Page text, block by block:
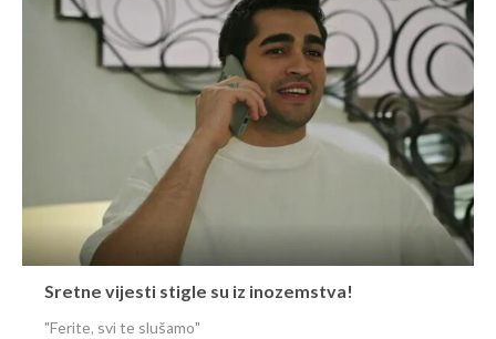
Sretne vijesti stigle su iz inozemstva!
"Ferite, svi te slušamo"